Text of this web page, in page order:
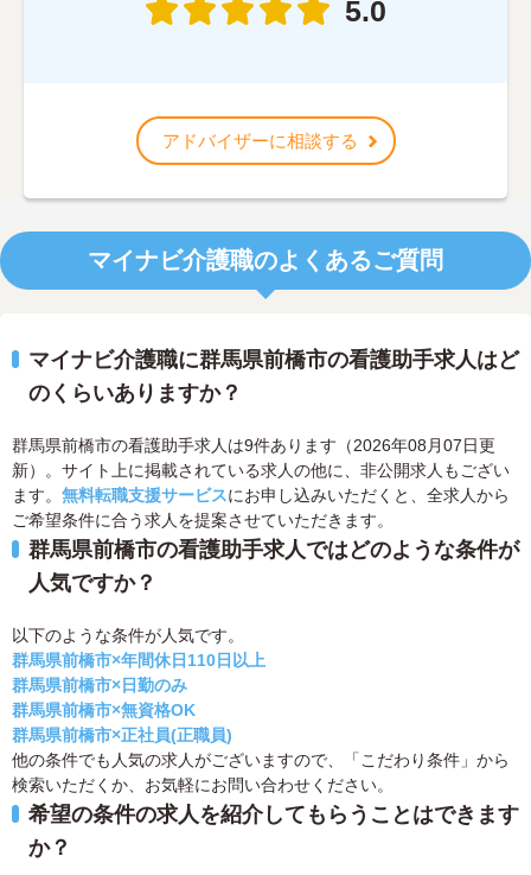
5.0
アドバイザーに相談する
マイナビ介護職のよくあるご質問
マイナビ介護職に群馬県前橋市の看護助手求人はど
のくらいありますか？
群馬県前橋市の看護助手求人は9件あります（2026年08月07日更
新）。サイト上に掲載されている求人の他に、非公開求人もござい
ます。 無料転職支援サービスにお申し込みいただくと、全求人から
ご希望条件に合う求人を提案させていただきます。
群馬県前橋市の看護助手求人ではどのような条件が
人気ですか？
以下のような条件が人気です。
群馬県前橋市×年間休日110日以上
群馬県前橋市×日勤のみ
群馬県前橋市×無資格OK
群馬県前橋市×正社員(正職員)
他の条件でも人気の求人がございますので、「こだわり条件」から
検索いただくか、お気軽にお問い合わせください。
希望の条件の求人を紹介してもらうことはできます
か？